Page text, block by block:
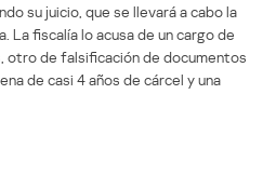
su juicio, que se llevará a cabo la
La fiscalía lo acusa de un cargo de
de falsificación de documentos
de casi 4 años de cárcel y una